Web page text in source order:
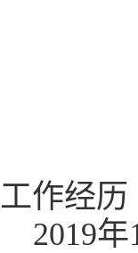
工作经历
2019